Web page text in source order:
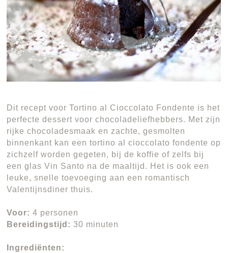
Dit recept voor Tortino al Cioccolato Fondente is het
perfecte dessert voor chocoladeliefhebbers. Met zijn
rijke chocoladesmaak en zachte, gesmolten
binnenkant kan een tortino al cioccolato fondente op
zichzelf worden gegeten, bij de koffie of zelfs bij
een glas Vin Santo na de maaltijd. Het is ook een
leuke, snelle toevoeging aan een romantisch
Valentijnsdiner thuis.
Voor: 4 personen
Bereidingstijd:30 minuten
Ingrediënten: